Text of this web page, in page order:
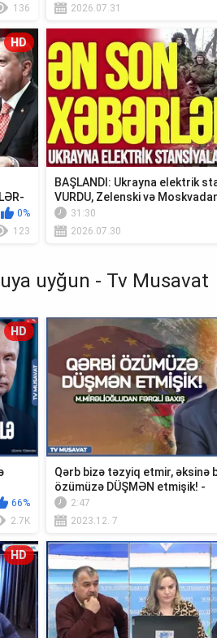
136
2026.07.31
HD
0%
123
BAŞLANDI: Ukrayna elektrik
VURDU, Zelenski və
Krım...
31:30
2026.07.30
uyğun - Tv Musavat
HD
66%
2.7K
Qərb bizə təzyiq etmir, əksinə
özümüzə DÜŞMƏN etmişik! -
M.Mirəlioğluda...
2:47
2023.12. 7
HD